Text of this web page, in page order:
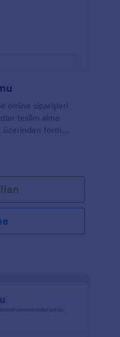
online siparişleri
teslim alma
form